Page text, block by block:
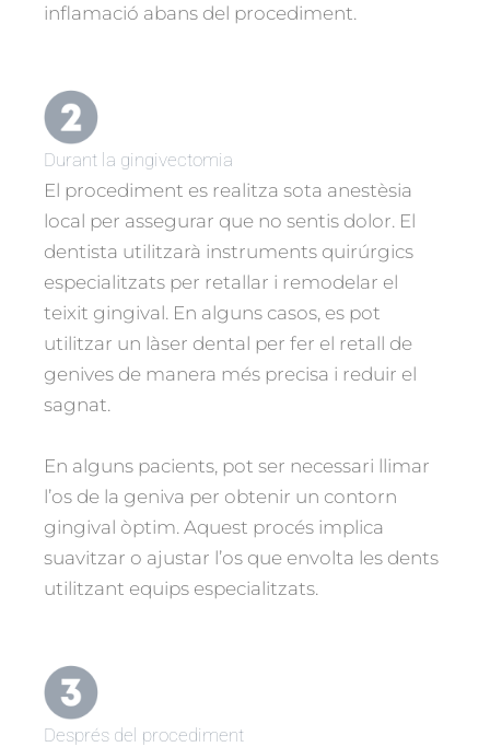
inflamació abans del procediment.
Durant la gingivectomia
El procediment es realitza sota anestèsia
local per assegurar que no sentis dolor. El
dentista utilitzarà instruments quirúrgics
especialitzats per retallar i remodelar el
teixit gingival. En alguns casos, es pot
utilitzar un làser dental per fer el retall de
genives de manera més precisa i reduir el
sagnat.
En alguns pacients, pot ser necessari llimar
l’os de la geniva per obtenir un contorn
gingival òptim. Aquest procés implica
suavitzar o ajustar l’os que envolta les dents
utilitzant equips especialitzats.
Després del procediment